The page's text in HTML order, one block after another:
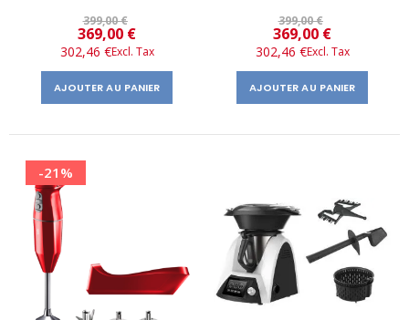
399,00 €
Prix
spécial
369,00 €
302,46 €
AJOUTER AU PANIER
399,00 €
Prix
spécial
369,00 €
302,46 €
AJOUTER AU PANIER
-21%